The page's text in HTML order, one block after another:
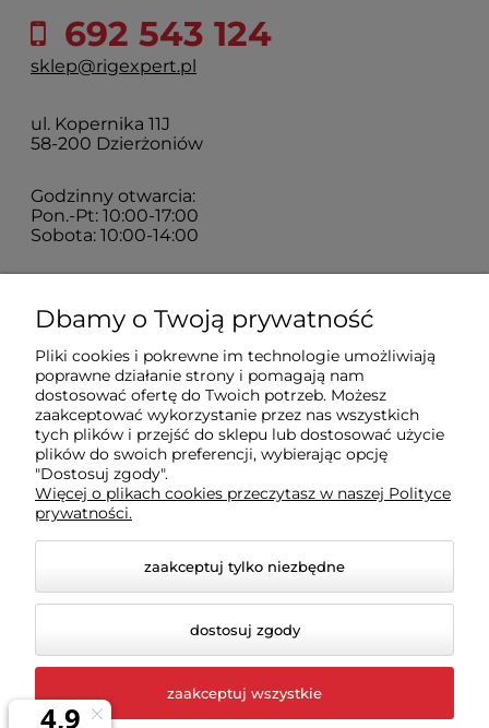
692 543 124
sklep@rigexpert.pl
ul. Kopernika 11J
58-200 Dzierżoniów
Godzinny otwarcia:
Pon.-Pt: 10:00-17:00
Sobota: 10:00-14:00
Zakupy
Sklep
Moje konto
Pomoc
Dbamy o Twoją prywatność
Pliki cookies i pokrewne im technologie umożliwiają
poprawne działanie strony i pomagają nam
dostosować ofertę do Twoich potrzeb. Możesz
zaakceptować wykorzystanie przez nas wszystkich
tych plików i przejść do sklepu lub dostosować użycie
plików do swoich preferencji, wybierając opcję
"Dostosuj zgody".
Więcej o plikach cookies przeczytasz w naszej Polityce
prywatności.
zaakceptuj tylko niezbędne
dostosuj zgody
zaakceptuj wszystkie